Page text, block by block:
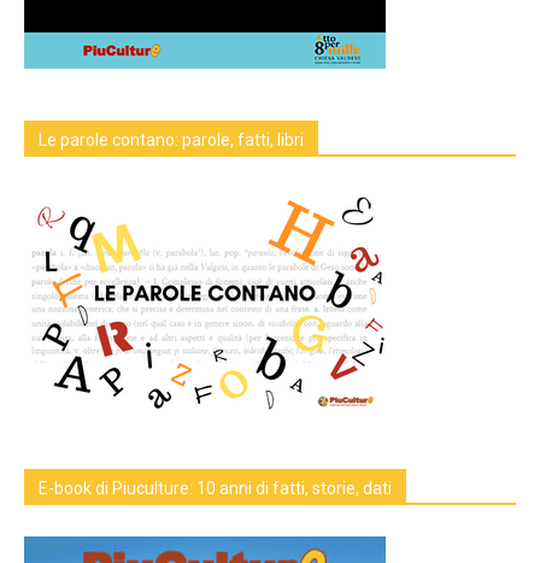
Le parole contano: parole, fatti, libri
E-book di Piuculture: 10 anni di fatti, storie, dati